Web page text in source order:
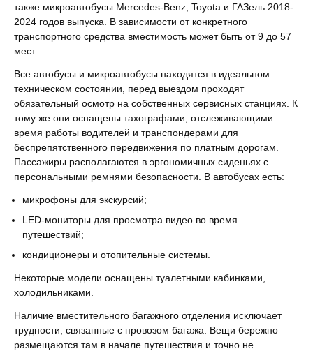
также микроавтобусы Mercedes-Benz, Toyota и ГАЗель 2018-
2024 годов выпуска. В зависимости от конкретного
транспортного средства вместимость может быть от 9 до 57
мест.
Все автобусы и микроавтобусы находятся в идеальном
техническом состоянии, перед выездом проходят
обязательный осмотр на собственных сервисных станциях. К
тому же они оснащены тахографами, отслеживающими
время работы водителей и транспондерами для
беспрепятственного передвижения по платным дорогам.
Пассажиры располагаются в эргономичных сиденьях с
персональными ремнями безопасности. В автобусах есть:
микрофоны для экскурсий;
LED-мониторы для просмотра видео во время
путешествий;
кондиционеры и отопительные системы.
Некоторые модели оснащены туалетными кабинками,
холодильниками.
Наличие вместительного багажного отделения исключает
трудности, связанные с провозом багажа. Вещи бережно
размещаются там в начале путешествия и точно не